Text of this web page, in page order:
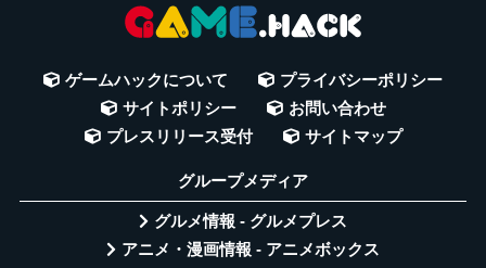
ゲームハックについて
プライバシーポリシー
サイトポリシー
お問い合わせ
プレスリリース受付
サイトマップ
グループメディア
グルメ情報 - グルメプレス
アニメ・漫画情報 - アニメボックス